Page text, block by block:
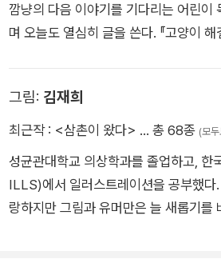
깜냥의 다음 이야기를 기다리는 어린이
며 오늘도 열심히 글을 쓴다. 『고양이 해
『낭만 강아지 봉봉』 『스티커 도깨비 무
동구랑 땡』 등을 썼다.
그림: 김재희
최근작 : <삼촌이 왔다> … 총 68종 (모
성균관대학교 의상학과를 졸업하고, 한
ILLS)에서 일러스트레이션을 공부했다
랑하지만 그림과 유머만은 늘 새롭기를